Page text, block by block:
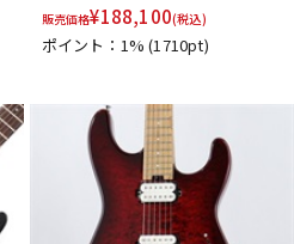
DTM
レコーディング機器
楽器アクセサリ
販売価格¥188,100(税込)
ポイント：1%(1710pt)